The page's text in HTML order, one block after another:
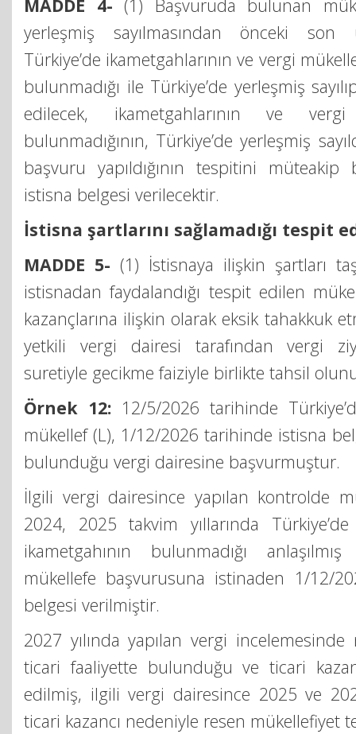
MADDE 4- (1) Başvuruda bulunan
yerleşmiş sayılmasından önceki son
Türkiye’de ikametgahlarının ve vergi
bulunmadığı ile Türkiye’de yerleşmiş
edilecek, ikametgahlarının ve vergi
bulunmadığının, Türkiye’de yerleşmiş
başvuru yapıldığının tespitini
istisna belgesi verilecektir.
İstisna şartlarını sağlamadığı tespit
MADDE 5- (1) İstisnaya ilişkin şartları
istisnadan faydalandığı tespit edilen
kazançlarına ilişkin olarak eksik tahakkuk
yetkili vergi dairesi tarafından vergi
suretiyle gecikme faiziyle birlikte tahsil
Örnek 12: 12/5/2026 tarihinde
mükellef (L), 1/12/2026 tarihinde istisna
bulunduğu vergi dairesine başvurmuştur.
İlgili vergi dairesince yapılan kontrolde
2024, 2025 takvim yıllarında
ikametgahının bulunmadığı
mükellefe başvurusuna istinaden 1/12/
belgesi verilmiştir.
2027 yılında yapılan vergi incelemesinde
ticari faaliyette bulunduğu ve ticari
edilmiş, ilgili vergi dairesince 2025 ve
ticari kazancı nedeniyle resen mükellefiyet